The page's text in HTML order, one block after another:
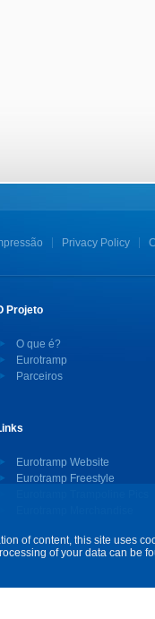
Privacy Policy
Projeto
O que é?
Eurotramp
Parceiros
Eurotramp Website
Eurotramp Freestyle
of content, this site uses
of your data can be